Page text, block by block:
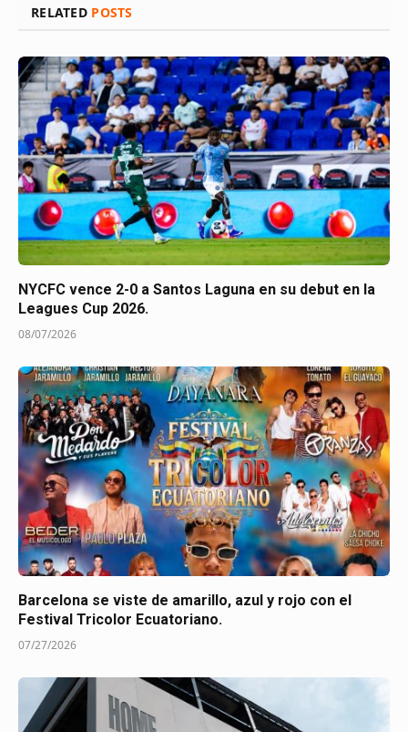
RELATED POSTS
NYCFC vence 2-0 a Santos Laguna en su debut en la
Leagues Cup 2026.
08/07/2026
Barcelona se viste de amarillo, azul y rojo con el
Festival Tricolor Ecuatoriano.
07/27/2026